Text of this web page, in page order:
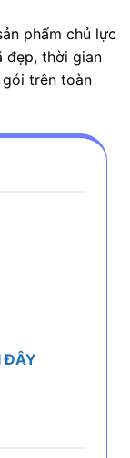
phẩm chủ lực
đẹp, thời gian
trên toàn
ĐÂY